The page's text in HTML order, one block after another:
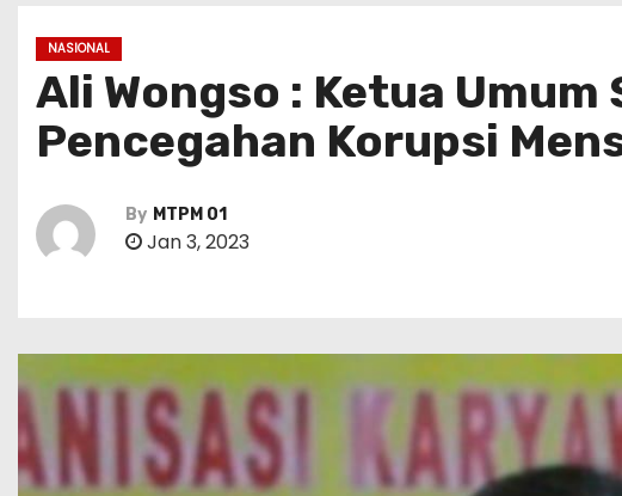
NASIONAL
Ali Wongso : Ketua
Pencegahan Korupsi
By MTPM 01
Jan 3, 2023